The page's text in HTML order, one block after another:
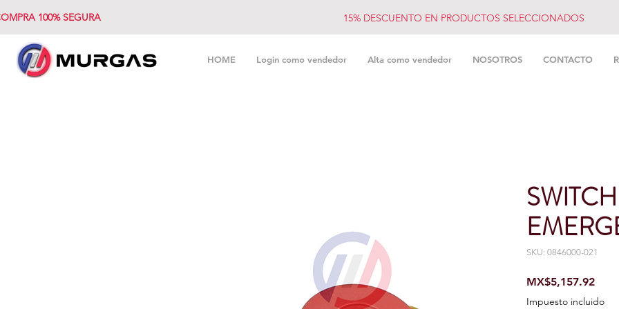
100% SEGURA 15% DESCUENTO EN PRODUCTOS SELECCIONADOS
HOME Login como vendedor Alta como vendedor NOSOTROS CONTACTO
SKU: 0846000-021
MX$5,157.92
Impuesto incluido